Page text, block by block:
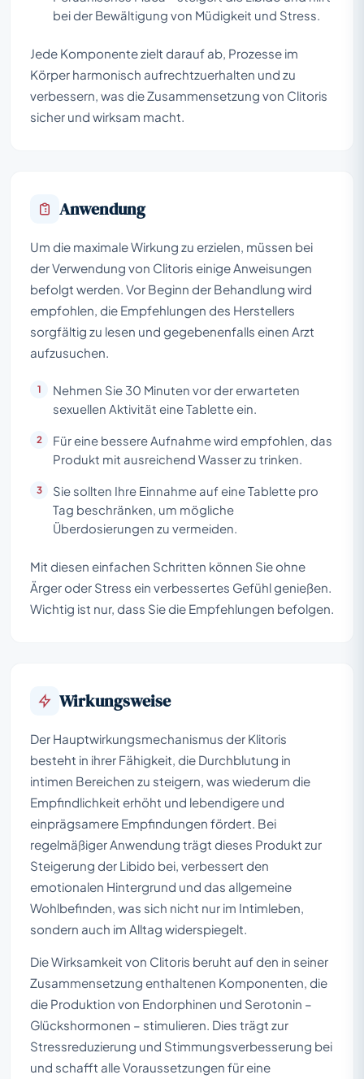
bei der Bewältigung von Müdigkeit und Stress.
Jede Komponente zielt darauf ab, Prozesse im
Körper harmonisch aufrechtzuerhalten und zu
verbessern, was die Zusammensetzung von Clitoris
sicher und wirksam macht.
Anwendung
Um die maximale Wirkung zu erzielen, müssen bei
der Verwendung von Clitoris einige Anweisungen
befolgt werden. Vor Beginn der Behandlung wird
empfohlen, die Empfehlungen des Herstellers
sorgfältig zu lesen und gegebenenfalls einen Arzt
aufzusuchen.
Nehmen Sie 30 Minuten vor der erwarteten
sexuellen Aktivität eine Tablette ein.
Für eine bessere Aufnahme wird empfohlen, das
Produkt mit ausreichend Wasser zu trinken.
Sie sollten Ihre Einnahme auf eine Tablette pro
Tag beschränken, um mögliche
Überdosierungen zu vermeiden.
Mit diesen einfachen Schritten können Sie ohne
Ärger oder Stress ein verbessertes Gefühl genießen.
Wichtig ist nur, dass Sie die Empfehlungen befolgen.
Wirkungsweise
Der Hauptwirkungsmechanismus der Klitoris
besteht in ihrer Fähigkeit, die Durchblutung in
intimen Bereichen zu steigern, was wiederum die
Empfindlichkeit erhöht und lebendigere und
einprägsamere Empfindungen fördert. Bei
regelmäßiger Anwendung trägt dieses Produkt zur
Steigerung der Libido bei, verbessert den
emotionalen Hintergrund und das allgemeine
Wohlbefinden, was sich nicht nur im Intimleben,
sondern auch im Alltag widerspiegelt.
Die Wirksamkeit von Clitoris beruht auf den in seiner
Zusammensetzung enthaltenen Komponenten, die
die Produktion von Endorphinen und Serotonin –
Glückshormonen – stimulieren. Dies trägt zur
Stressreduzierung und Stimmungsverbesserung bei
und schafft alle Voraussetzungen für eine